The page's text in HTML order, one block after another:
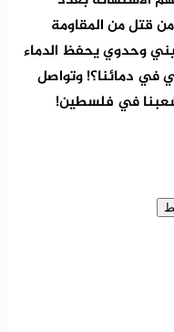
قتل من المقاومة
وحدوي يحفظ الدماء
في دمائنا؟! وتواصل
شعبنا في فلسطين!